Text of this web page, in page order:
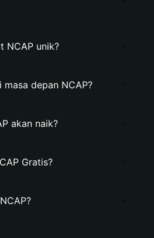
NCAP unik?
masa depan NCAP?
akan naik?
Gratis?